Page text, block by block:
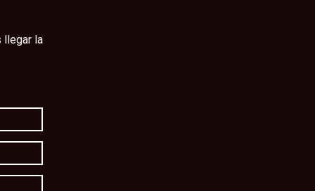
llegar la